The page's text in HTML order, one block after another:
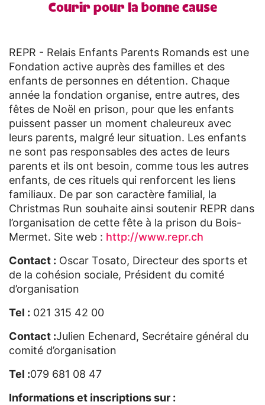
Courir pour la bonne cause
REPR - Relais Enfants Parents Romands est une
Fondation active auprès des familles et des
enfants de personnes en détention. Chaque
année la fondation organise, entre autres, des
fêtes de Noël en prison, pour que les enfants
puissent passer un moment chaleureux avec
leurs parents, malgré leur situation. Les enfants
ne sont pas responsables des actes de leurs
parents et ils ont besoin, comme tous les autres
enfants, de ces rituels qui renforcent les liens
familiaux. De par son caractère familial, la
Christmas Run souhaite ainsi soutenir REPR dans
l’organisation de cette fête à la prison du Bois-
Mermet. Site web : http://www.repr.ch
Contact : Oscar Tosato, Directeur des sports et
de la cohésion sociale, Président du comité
d’organisation
Tel : 021 315 42 00
Contact :Julien Echenard, Secrétaire général du
comité d’organisation
Tel :079 681 08 47
Informations et inscriptions sur :